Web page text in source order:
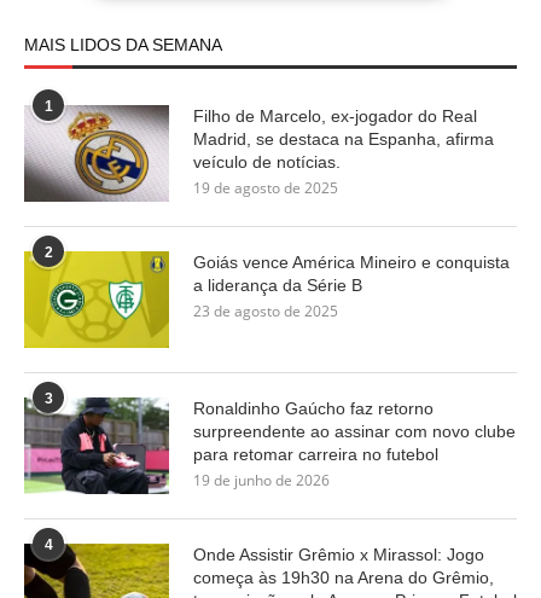
MAIS LIDOS DA SEMANA
1
Filho de Marcelo, ex-jogador do Real
Madrid, se destaca na Espanha, afirma
veículo de notícias.
19 de agosto de 2025
2
Goiás vence América Mineiro e conquista
a liderança da Série B
23 de agosto de 2025
3
Ronaldinho Gaúcho faz retorno
surpreendente ao assinar com novo clube
para retomar carreira no futebol
19 de junho de 2026
4
Onde Assistir Grêmio x Mirassol: Jogo
começa às 19h30 na Arena do Grêmio,